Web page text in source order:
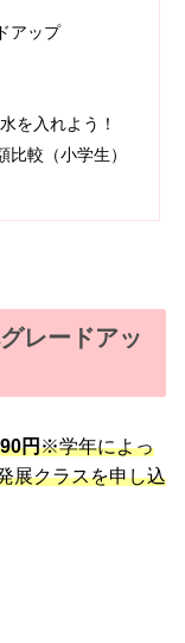
アップ
を入れよう！
較（小学生）
レードアッ
円※学年によっ
展クラスを申し込